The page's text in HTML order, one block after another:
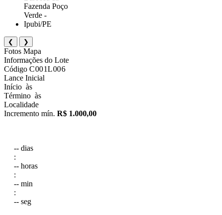
❮ ❯
Fotos Mapa
Informações do Lote
Código C001L006
Lance Inicial
Início às
Término às
Localidade
Incremento mín. R$ 1.000,00
-- dias
:
-- horas
:
-- min
:
-- seg